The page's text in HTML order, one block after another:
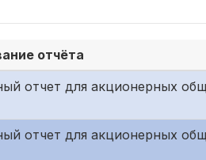
отчёта
отчет для акционерных
отчет для акционерных